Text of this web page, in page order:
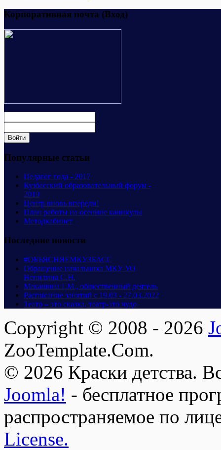
Корпоративная почта (Вход)
Популярные статьи
Педагог года - 2017
Кузбасский образовательный форум -
2019
Центр вновь впереди!
План работы на осенние каникулы
Методкабинет
Последние новости
#ОБЪЯСНЯЕМКУЗБАСС
Обращение начальника МКУ УО
Ненилина С.Н.
Макашина Г.М., общественный деятель
Расписание занятий с 19.03 - 27.03.2022
Театр – это сказка, театр-это чудо
Copyright © 2008 - 2026
ZooTemplate.Com.
© 2026 Краски детства.
Joomla! - бесплатное
распространяемое по
License.